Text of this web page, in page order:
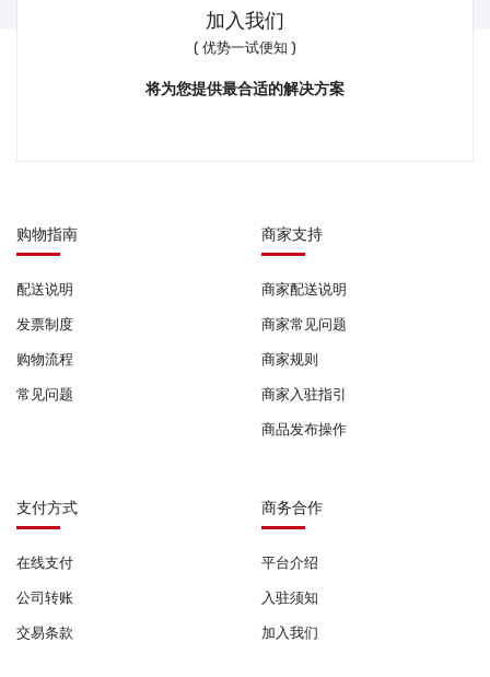
加入我们
( 优势一试便知 )
将为您提供最合适的解决方案
购物指南
配送说明
发票制度
购物流程
常见问题
商家支持
商家配送说明
商家常见问题
商家规则
商家入驻指引
商品发布操作
支付方式
在线支付
公司转账
交易条款
商务合作
平台介绍
入驻须知
加入我们